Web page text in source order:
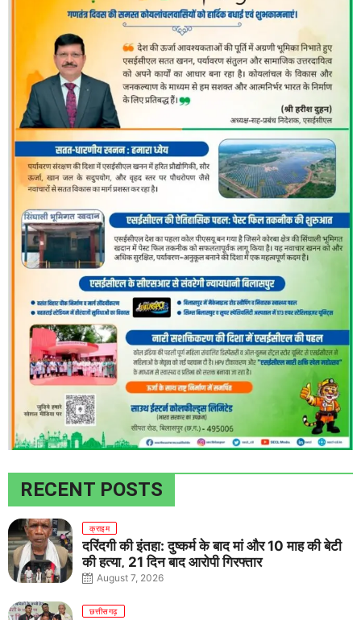
RECENT POSTS
क्राइम
दरिंदगी की इंतहा: दुष्कर्म के बाद मां और 10 माह की बेटी
की हत्या, 21 दिन बाद आरोपी गिरफ्तार
August 7, 2026
छत्तीसगढ़